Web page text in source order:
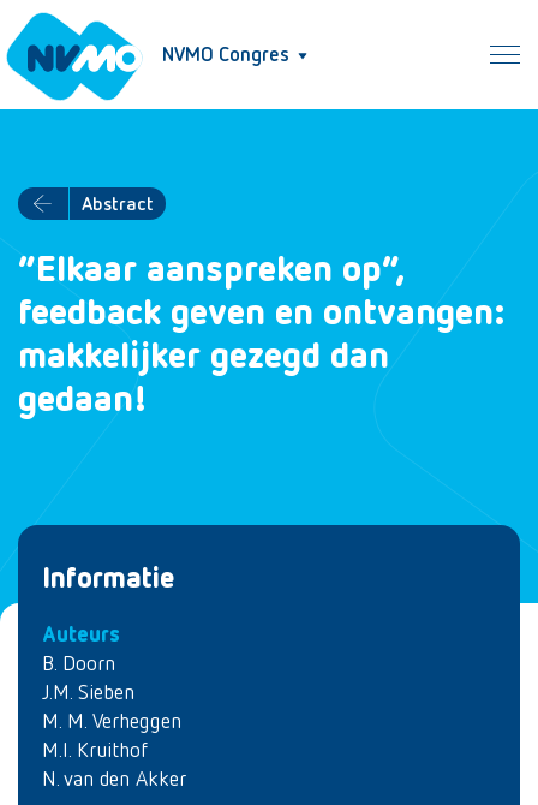
NVMO Congres
Abstract
“Elkaar aanspreken op”,
feedback geven en ontvangen:
makkelijker gezegd dan
gedaan!
Informatie
Auteurs
B. Doorn
J.M. Sieben
M. M. Verheggen
M.I. Kruithof
N. van den Akker